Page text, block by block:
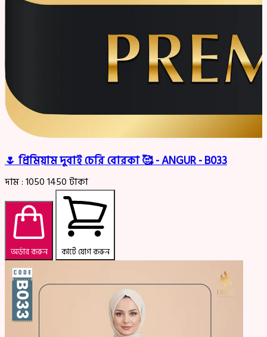
🌷 প্রিমিয়াম দুবাই চেরি বোরকা 🥰 - ANGUR - B033
দাম :10501450টাকা
অর্ডার করুন কার্টে যোগ করুন